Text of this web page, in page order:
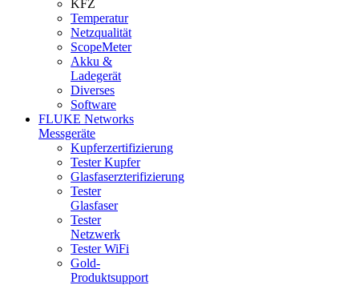
KFZ
Temperatur
Netzqualität
ScopeMeter
Akku &
Ladegerät
Diverses
Software
FLUKE Networks
Messgeräte
Kupferzertifizierung
Tester Kupfer
Glasfaserzterifizierung
Tester
Glasfaser
Tester
Netzwerk
Tester WiFi
Gold-
Produktsupport